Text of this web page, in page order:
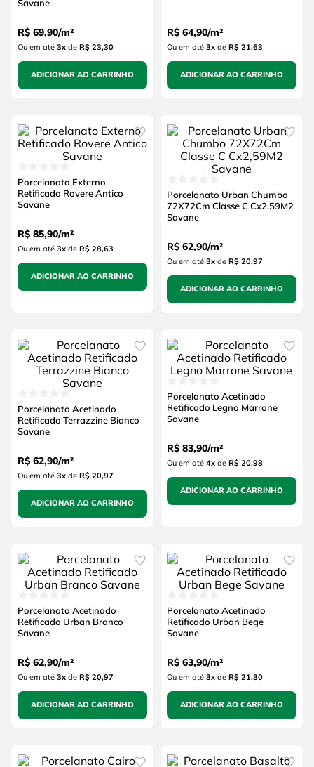
Savane
R$ 69,90/m²
Ou em até 3xde R$ 23,30
ADICIONAR AO CARRINHO
R$ 64,90/m²
Ou em até 3xde R$ 21,63
ADICIONAR AO CARRINHO
Porcelanato Externo
Retificado Rovere Antico
Savane
R$ 85,90/m²
Ou em até 3xde R$ 28,63
ADICIONAR AO CARRINHO
Porcelanato Urban Chumbo
72X72Cm Classe C Cx2,59M2
Savane
R$ 62,90/m²
Ou em até 3xde R$ 20,97
ADICIONAR AO CARRINHO
Porcelanato Acetinado
Retificado Terrazzine Bianco
Savane
R$ 62,90/m²
Ou em até 3xde R$ 20,97
ADICIONAR AO CARRINHO
Porcelanato Acetinado
Retificado Legno Marrone
Savane
R$ 83,90/m²
Ou em até 4xde R$ 20,98
ADICIONAR AO CARRINHO
Porcelanato Acetinado
Retificado Urban Branco
Savane
R$ 62,90/m²
Ou em até 3xde R$ 20,97
ADICIONAR AO CARRINHO
Porcelanato Acetinado
Retificado Urban Bege
Savane
R$ 63,90/m²
Ou em até 3xde R$ 21,30
ADICIONAR AO CARRINHO